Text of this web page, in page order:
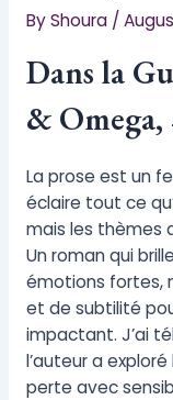
ByShoura /
Dans la
&
La prose est un
éclaire tout ce
mais les thèmes
Un roman qui
émotions fortes,
et de subtilité
impactant. J’ai
l’auteur a
perte avec